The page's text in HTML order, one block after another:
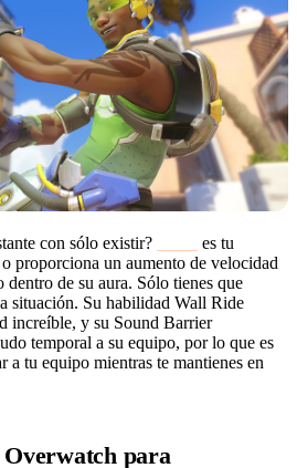
con sólo existir?
es tu
proporciona un aumento de velocidad
dentro de su aura. Sólo tienes que
situación. Su habilidad Wall Ride
increíble, y su Sound Barrier
temporal a su equipo, por lo que es
a tu equipo mientras te mantienes en
para